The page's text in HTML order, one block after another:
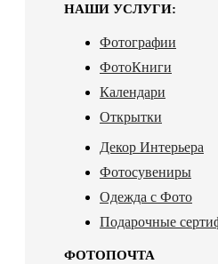
НАШИ УСЛУГИ:
Фотографии
ФотоКниги
Календари
Открытки
Декор Интерьера
Фотосувениры
Одежда с Фото
Подарочные
ФОТОПОЧТА